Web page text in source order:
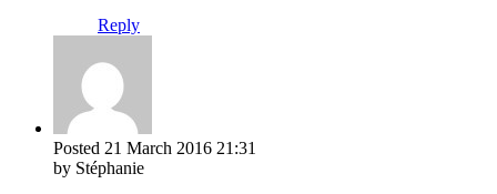
Reply
Posted 21 March 2016 21:31
by Stéphanie